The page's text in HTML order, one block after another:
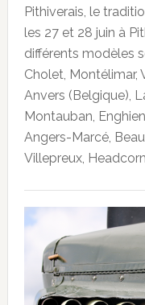
Pithiverais, le
les 27 et 28 juin à
différents modèles
Cholet, Montélimar,
Anvers (Belgique),
Montauban,
Angers-Marcé,
Villepreux,